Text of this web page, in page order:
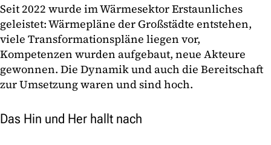
Seit 2022 wurde im Wärmesektor Erstaunliches
geleistet: Wärmepläne der Großstädte entstehen,
viele Transformationspläne liegen vor,
Kompetenzen wurden aufgebaut, neue Akteure
gewonnen. Die Dynamik und auch die Bereitschaft
zur Umsetzung waren und sind hoch.
Das Hin und Her hallt nach